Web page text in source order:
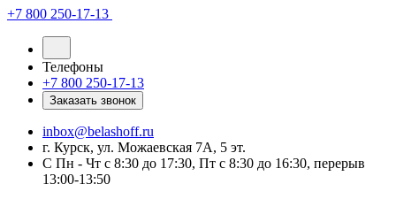
+7 800 250-17-13
Телефоны
+7 800 250-17-13
Заказать звонок
inbox@belashoff.ru
г. Курск, ул. Можаевская 7А, 5 эт.
C Пн - Чт с 8:30 до 17:30, Пт с 8:30 до 16:30, перерыв
13:00-13:50